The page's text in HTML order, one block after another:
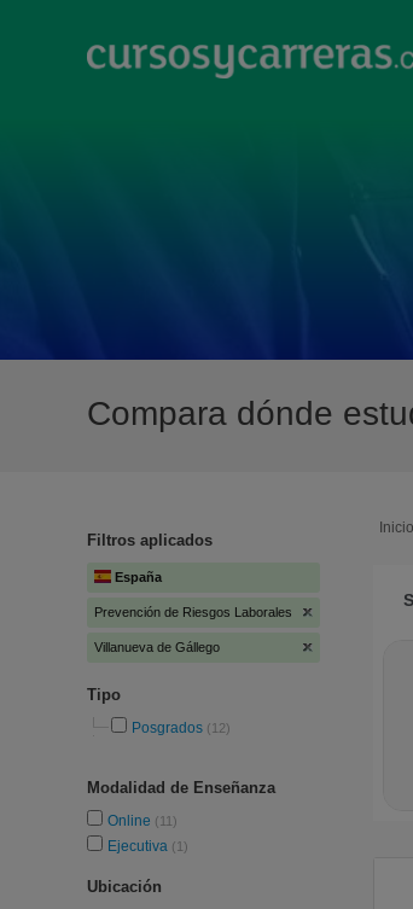
Compara dónde
Filtros aplicados
España
Prevención de Riesgos Laborales
Villanueva de Gállego
Tipo
Posgrados (12)
Modalidad de Enseñanza
Online (11)
Ejecutiva (1)
Ubicación
Inicio